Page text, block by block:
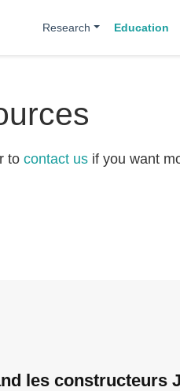
Research Education
to contact us if you want
les constructeurs